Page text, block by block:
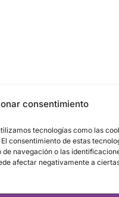
consentimiento
tecnologías como las
consentimiento de estas
navegación o las
afectar negativamente a